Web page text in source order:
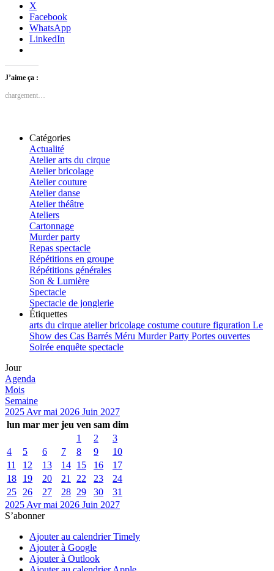
X
Facebook
WhatsApp
LinkedIn
J’aime ça :
chargement…
Catégories
Actualité
Atelier arts du cirque
Atelier bricolage
Atelier couture
Atelier danse
Atelier théâtre
Ateliers
Cartonnage
Murder party
Repas spectacle
Répétitions en groupe
Répétitions générales
Son & Lumière
Spectacle
Spectacle de jonglerie
Étiquettes
arts du cirque atelierbricolage costume couture figuration Le
Show des Cas Barrés Méru Murder Party Portes ouvertes
Soirée enquête spectacle
Jour
Agenda
Mois
Semaine
2025 Avrmai 2026 Juin 2027
lun mar mer jeu ven sam dim
1
2
3
4
5 6 7 8 9
10
11
12 13 14 15 16
17
18
19 20 21 22 23
24
25
26 27 28 29 30
31
2025 Avrmai 2026 Juin 2027
S’abonner
Ajouter au calendrier Timely
Ajouter à Google
Ajouter à Outlook